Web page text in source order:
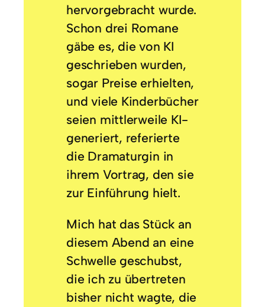
hervorgebracht wurde.
Schon drei Romane
gäbe es, die von KI
geschrieben wurden,
sogar Preise erhielten,
und viele Kinderbücher
seien mittlerweile KI-
generiert, referierte
die Dramaturgin in
ihrem Vortrag, den sie
zur Einführung hielt.
Mich hat das Stück an
diesem Abend an eine
Schwelle geschubst,
die ich zu übertreten
bisher nicht wagte, die